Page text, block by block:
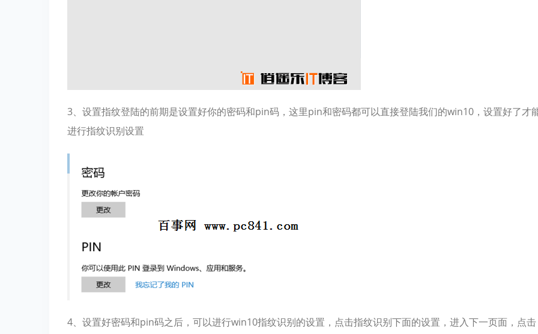
3、设置指纹登陆的前期是设置好你的密码和pin码，这里pin和密码都可以直接登陆我们的win10，设置好了才
进行指纹识别设置
4、设置好密码和pin码之后，可以进行win10指纹识别的设置，点击指纹识别下面的设置，进入下一页面，点击